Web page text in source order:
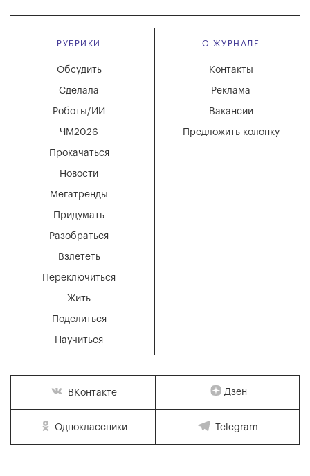
РУБРИКИ
Мегатренды
Придумать
Разобраться
Взлететь
Новости
Переключиться
Жить
Поделиться
Научиться
Обсудить
Сделала
Роботы/ИИ
ЧМ2026
Прокачаться
О ЖУРНАЛЕ
Вакансии
Реклама
Контакты
Предложить колонку
ВКонтакте Дзен
Одноклассники Telegram